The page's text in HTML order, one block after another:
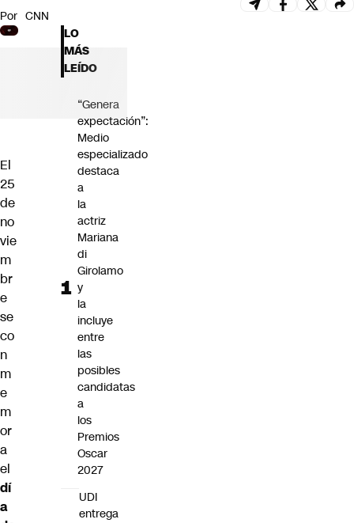
Por CNN
El
25
de
no
vie
m
br
e
se
co
n
m
e
m
or
a
el
dí
a
LO
MÁS
LEÍDO
“Genera
expectación”:
Medio
especializado
destaca
a
la
actriz
Mariana
di
Girolamo
y
la
incluye
entre
las
posibles
candidatas
a
los
Premios
Oscar
2027
UDI
entrega